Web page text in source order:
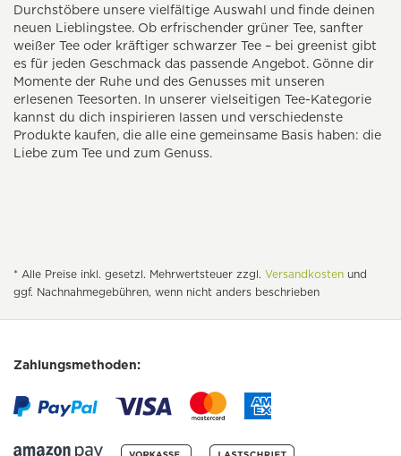
Durchstöbere unsere vielfältige Auswahl und finde deinen
neuen Lieblingstee. Ob erfrischender grüner Tee, sanfter
weißer Tee oder kräftiger schwarzer Tee – bei greenist gibt
es für jeden Geschmack das passende Angebot. Gönne dir
Momente der Ruhe und des Genusses mit unseren
erlesenen Teesorten. In unserer vielseitigen Tee-Kategorie
kannst du dich inspirieren lassen und verschiedenste
Produkte kaufen, die alle eine gemeinsame Basis haben: die
Liebe zum Tee und zum Genuss.
* Alle Preise inkl. gesetzl. Mehrwertsteuer zzgl. Versandkosten und
ggf. Nachnahmegebühren, wenn nicht anders beschrieben
Zahlungsmethoden: